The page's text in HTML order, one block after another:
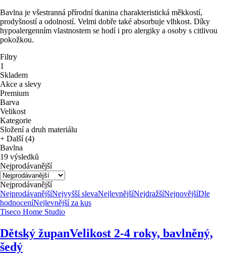
Bavlna je všestranná přírodní tkanina charakteristická měkkostí,
prodyšností a odolností. Velmi dobře také absorbuje vlhkost. Díky
hypoalergenním vlastnostem se hodí i pro alergiky a osoby s citlivou
pokožkou.
Filtry
1
Skladem
Akce a slevy
Premium
Barva
Velikost
Kategorie
Složení a druh materiálu
+ Další (4)
Bavlna
19 výsledků
Nejprodávanější
Nejprodávanější
NejprodávanějšíNejvyšší slevaNejlevnějšíNejdražšíNejnovějšíDle
hodnoceníNejlevnější za kus
Tiseco Home Studio
Dětský županVelikost 2-4 roky, bavlněný,
šedý